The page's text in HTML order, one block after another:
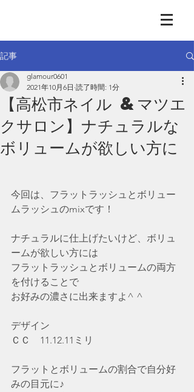
記事
【高松市ネイル &マツエ
クサロン】ナチュラルな
ボリュームが欲しい方に
glamour0601
2021年10月6日 読了時間: 1分
今回は、フラットラッシュとボリュー
ムラッシュのmixです！
ナチュラルに仕上げたいけど、ボリュ
ームが欲しい方には
フラットラッシュとボリュームの両方
を付けることで
お好みの濃さに出来ますよ^ ^
デザイン
ＣＣ　11.12.11ミリ
フラットとボリュームの割合で自分好
みの目元に♪